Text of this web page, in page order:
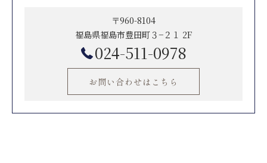
〒960-8104
福島県福島市豊田町３−２１ 2F
024-511-0978
お問い合わせはこちら